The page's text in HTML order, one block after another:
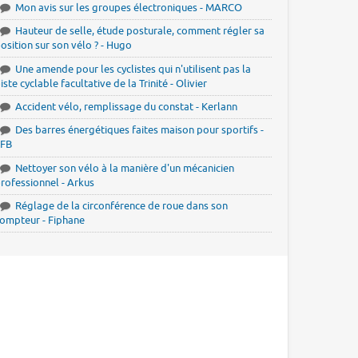
Mon avis sur les groupes électroniques - MARCO
Hauteur de selle, étude posturale, comment régler sa
sur son vélo ? - Hugo
Une amende pour les cyclistes qui n'utilisent pas la
cyclable facultative de la Trinité - Olivier
Accident vélo, remplissage du constat - Kerlann
Des barres énergétiques faites maison pour sportifs -
Nettoyer son vélo à la manière d'un mécanicien
- Arkus
Réglage de la circonférence de roue dans son
- Fiphane